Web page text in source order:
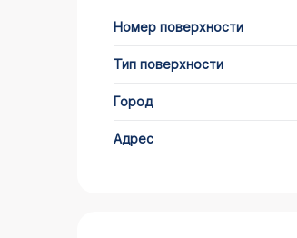
Номер поверхности
Тип поверхности
Город
Адрес